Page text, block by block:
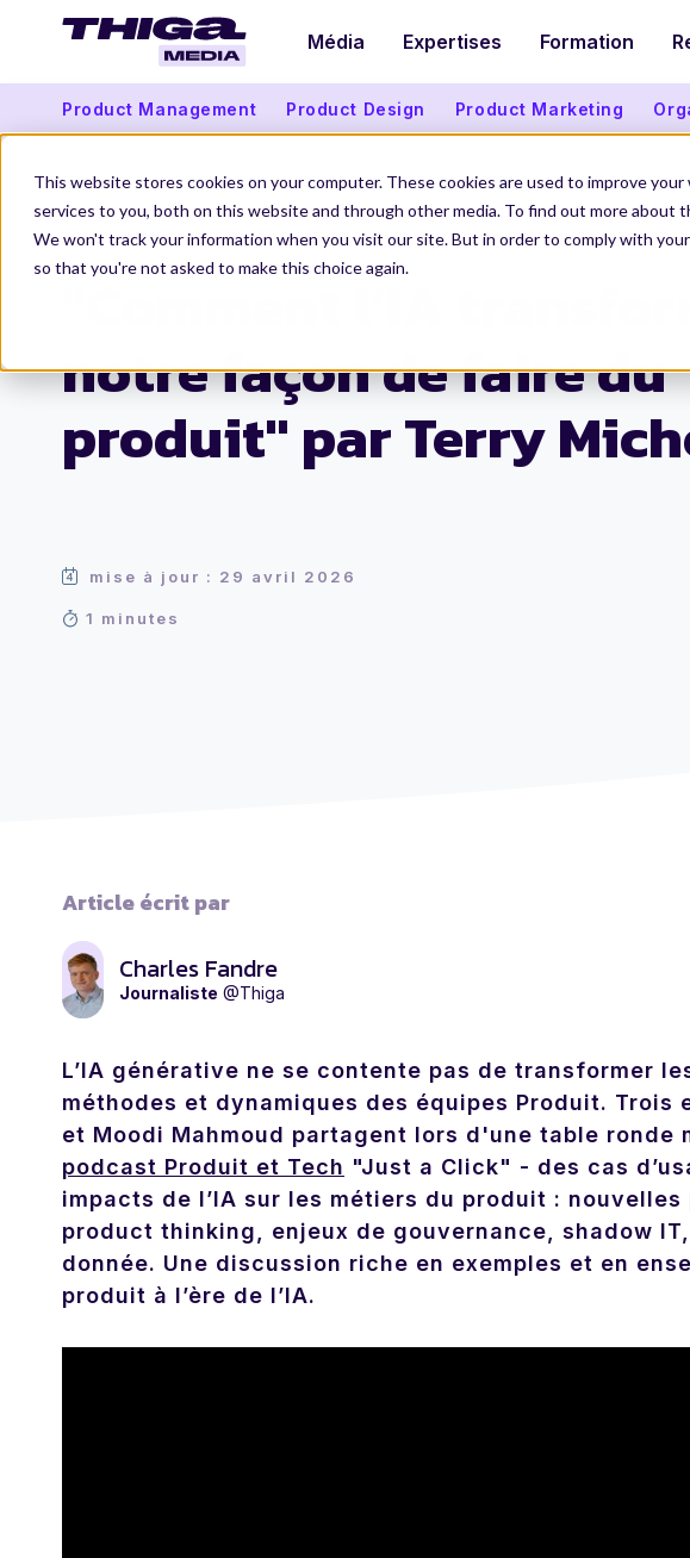
This website stores cookies on your computer. These cookies are used to improve
services to you, both on this website and through other media. To find out more about
We won't track your information when you visit our site. But in order to comply with
so that you're not asked to make this choice again.
Média Expertises Formation
Product Management Product Design Product Marketing
Thiga Media La Product Conf "Comment l’IA transforme notre façon de faire du produit" par Terry Michel
"Comment l’IA
notre façon de faire du
produit" par Terry
mise à jour : 29 avril 2026
1 minutes
Article écrit par
Charles Fandre
Journaliste @Thiga
L’IA générative ne se contente pas de transformer
méthodes et dynamiques des équipes Produit. Trois
et Moodi Mahmoud partagent lors d'une table ronde
podcast Produit et Tech "Just a Click" - des cas
impacts de l’IA sur les métiers du produit :
product thinking, enjeux de gouvernance, shadow
donnée. Une discussion riche en exemples et en
produit à l’ère de l’IA.